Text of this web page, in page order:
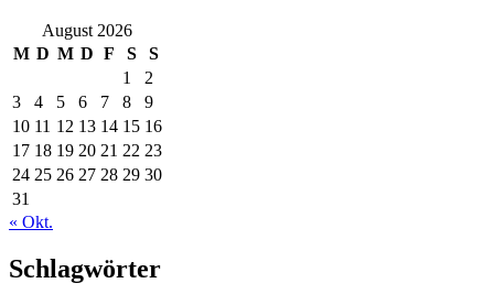
August 2026
M D M D F S
S
1
2
3
4 5 6 7 8
9
10 11 12 13 14 15 16
17 18 19 20 21 22 23
24 25 26 27 28 29 30
31
« Okt.
Schlagwörter